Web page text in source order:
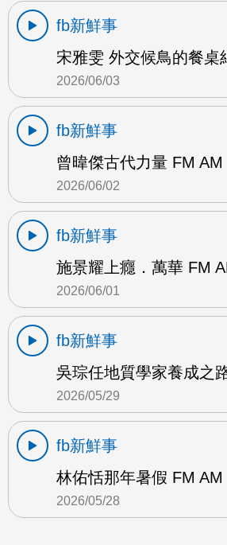
fb新鮮事
宋雅雯 外交候鳥的餐桌
2026/06/03
fb新鮮事
曾暐傑古代力量 FM AM
2026/06/02
fb新鮮事
施景耀上癮．萬華 FM
2026/06/01
fb新鮮事
吳琮任地質學家養成之
2026/05/29
fb新鮮事
林佑恬那年暑假 FM AM
2026/05/28